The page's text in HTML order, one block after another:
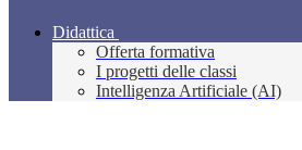
Didattica
Offerta formativa
I progetti delle classi
Intelligenza Artificiale (AI)